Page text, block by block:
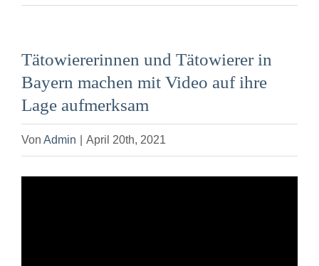
Tätowiererinnen und Tätowierer in
Bayern machen mit Video auf ihre
Lage aufmerksam
Von Admin April 20th, 2021